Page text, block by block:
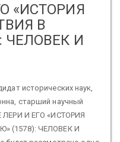
«ИСТОРИЯ
В
ЧЕЛОВЕК И
исторических наук,
старший научный
И ЕГО «ИСТОРИЯ
(1578): ЧЕЛОВЕК И